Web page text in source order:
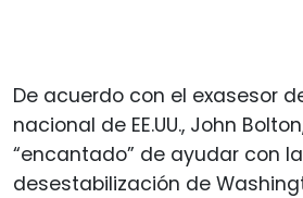
De acuerdo con el exasesor
nacional de EE.UU., John
“encantado” de ayudar con
desestabilización de